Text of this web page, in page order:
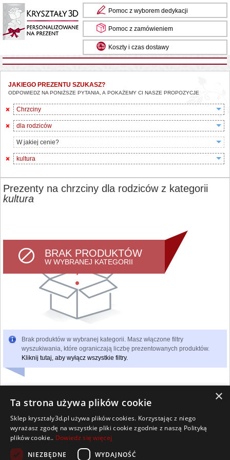
Pomoc z wyborem dedykacji
Pomoc z zamówieniem
Koszty i czas dostawy
JAKIEGO PREZENTU SZUKASZ?
ODPOWIEDZ NA PONIŻSZE PYTANIA, A POKAŻEMY CI NASZE PROPOZYCJE
Chrzciny
dla rodziców
W jakiej cenie?
kultura
Prezenty na chrzciny dla rodziców z kategorii
kultura
BRAK PRODUKTÓW
W WYBRANEJ KATEGORII
Brak produktów w wybranej kategorii. Masz włączone filtry
wyszukiwania, które ograniczają liczbę prezentowanych produktów.
Kliknij tutaj, aby wyłącz wszystkie filtry.
Wszelkie prawa zastrzeżone
Kontakt Współpraca Regulamin
Pomoc Strona główna
×
Ta strona używa plików cookie
Sklep krysztaly3d.pl używa plików cookies. Korzystając z niego
wyrażasz zgodę na wszystkie pliki cookie zgodnie z naszą Polityką
plików cookie.. Dowiedz się więcej
NIEZBĘDNE
WYDAJNOŚĆ